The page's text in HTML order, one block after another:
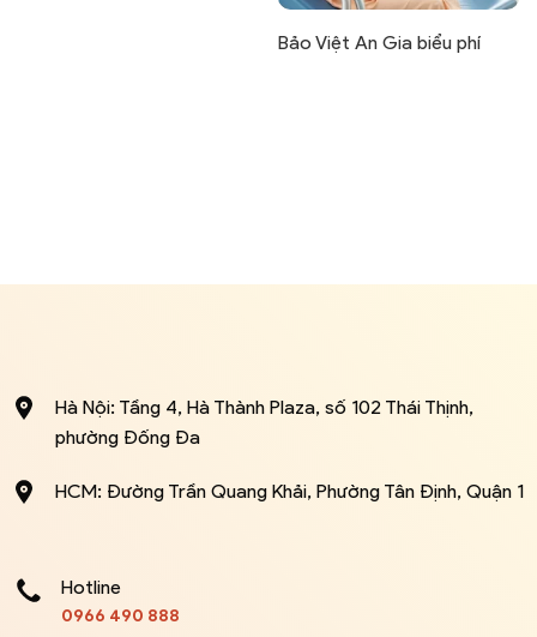
Bảo Việt An Gia biểu phí
Hà Nội: Tầng 4, Hà Thành Plaza, số 102 Thái Thịnh,
phường Đống Đa
HCM: Đường Trần Quang Khải, Phường Tân Định, Quận 1
Hotline
0966 490 888